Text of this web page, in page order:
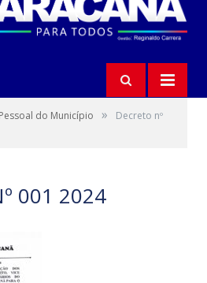
do Município »
Decreto nº
001 2024